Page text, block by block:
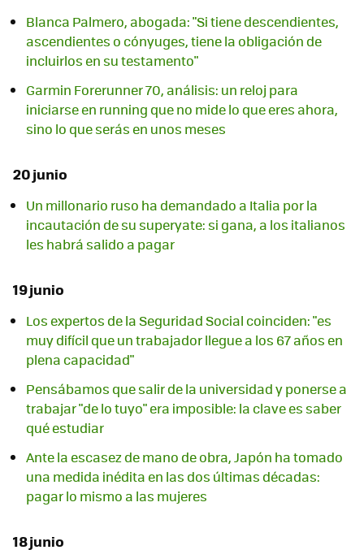
Blanca Palmero, abogada: "Si tiene descendientes,
ascendientes o cónyuges, tiene la obligación de
incluirlos en su testamento"
Garmin Forerunner 70, análisis: un reloj para
iniciarse en running que no mide lo que eres ahora,
sino lo que serás en unos meses
20 junio
Un millonario ruso ha demandado a Italia por la
incautación de su superyate: si gana, a los italianos
les habrá salido a pagar
19 junio
Los expertos de la Seguridad Social coinciden: "es
muy difícil que un trabajador llegue a los 67 años en
plena capacidad"
Pensábamos que salir de la universidad y ponerse a
trabajar "de lo tuyo" era imposible: la clave es saber
qué estudiar
Ante la escasez de mano de obra, Japón ha tomado
una medida inédita en las dos últimas décadas:
pagar lo mismo a las mujeres
18 junio